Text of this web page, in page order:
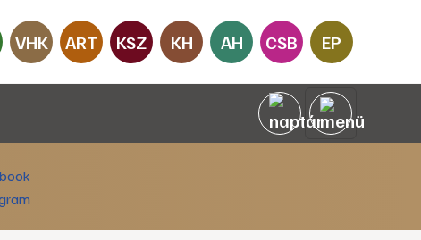
VHK ART KSZ KH AH CSB EP